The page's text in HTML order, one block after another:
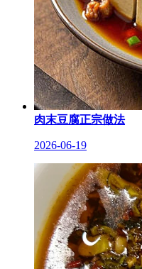
肉末豆腐正宗做法
2026-06-19